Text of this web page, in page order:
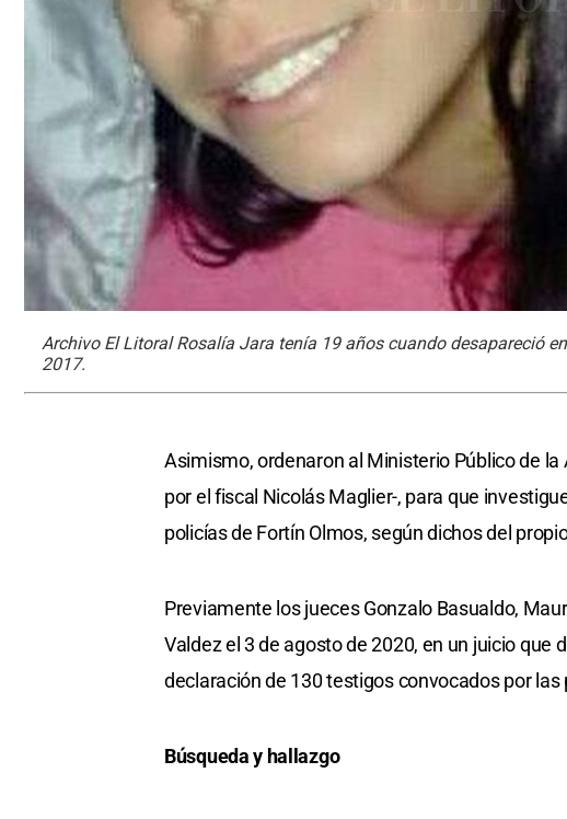
Archivo El Litoral Rosalía Jara tenía 19 años cuando desapareció
2017.
Asimismo, ordenaron al Ministerio Público de
por el fiscal Nicolás Maglier-, para que
policías de Fortín Olmos, según dichos del
Previamente los jueces Gonzalo Basualdo,
Valdez el 3 de agosto de 2020, en un juicio
declaración de 130 testigos convocados por las
Búsqueda y hallazgo